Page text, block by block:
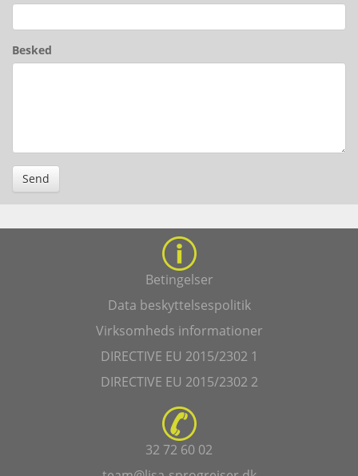
Besked
Send
Betingelser
Data beskyttelsespolitik
Virksomheds informationer
DIRECTIVE EU 2015/2302 1
DIRECTIVE EU 2015/2302 2
32 72 60 02